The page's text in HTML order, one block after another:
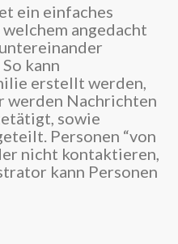
ein einfaches
angedacht
kann
erstellt werden,
werden Nachrichten
sowie
Personen “von
nicht kontaktieren,
kann Personen